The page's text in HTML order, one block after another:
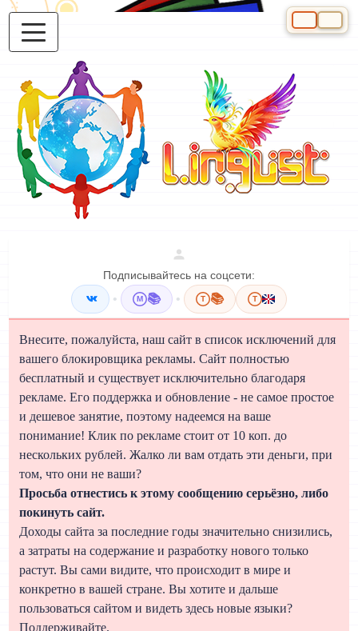
Подписывайтесь на соцсети:
• M 📚 • T 📚 T
Внесите, пожалуйста, наш сайт в список исключений для
вашего блокировщика рекламы. Сайт полностью
бесплатный и существует исключительно благодаря
рекламе. Его поддержка и обновление - не самое простое
и дешевое занятие, поэтому надеемся на ваше
понимание! Клик по рекламе стоит от 10 коп. до
нескольких рублей. Жалко ли вам отдать эти деньги, при
том, что они не ваши?
Просьба отнестись к этому сообщению серьёзно, либо
покинуть сайт.
Доходы сайта за последние годы значительно снизились,
а затраты на содержание и разработку нового только
растут. Вы сами видите, что происходит в мире и
конкретно в вашей стране. Вы хотите и дальше
пользоваться сайтом и видеть здесь новые языки?
Поддерживайте.